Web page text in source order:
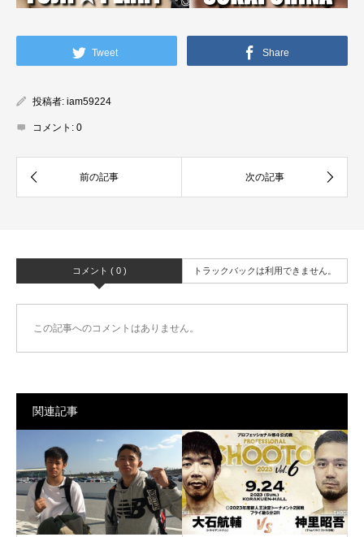
Tweet Share
投稿者: iam59224
コメント: 0
コメント ( 0 ) トラックバックは利用できません。
この記事へのコメントはありません。
関連記事